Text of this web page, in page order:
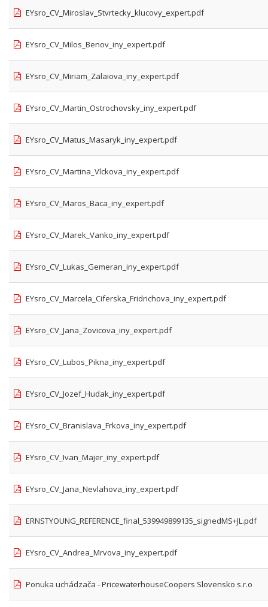
EYsro_CV_Miroslav_Stvrtecky_klucovy_expert.pdf
EYsro_CV_Milos_Benov_iny_expert.pdf
EYsro_CV_Miriam_Zalaiova_iny_expert.pdf
EYsro_CV_Martin_Ostrochovsky_iny_expert.pdf
EYsro_CV_Matus_Masaryk_iny_expert.pdf
EYsro_CV_Martina_Vlckova_iny_expert.pdf
EYsro_CV_Maros_Baca_iny_expert.pdf
EYsro_CV_Marek_Vanko_iny_expert.pdf
EYsro_CV_Lukas_Gemeran_iny_expert.pdf
EYsro_CV_Marcela_Ciferska_Fridrichova_iny_expert.pdf
EYsro_CV_Jana_Zovicova_iny_expert.pdf
EYsro_CV_Lubos_Pikna_iny_expert.pdf
EYsro_CV_Jozef_Hudak_iny_expert.pdf
EYsro_CV_Branislava_Frkova_iny_expert.pdf
EYsro_CV_Ivan_Majer_iny_expert.pdf
EYsro_CV_Jana_Nevlahova_iny_expert.pdf
ERNSTYOUNG_REFERENCE_final_539949899135_signedMS+JL.pdf
EYsro_CV_Andrea_Mrvova_iny_expert.pdf
Ponuka uchádzača - PricewaterhouseCoopers Slovensko s.r.o